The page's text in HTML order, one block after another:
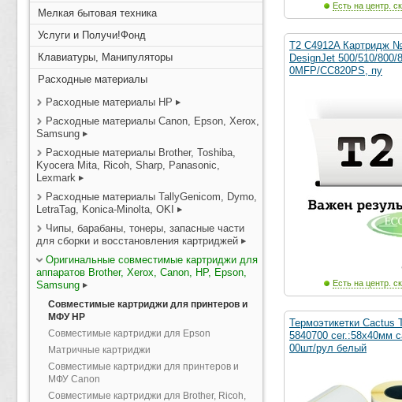
Мелкая бытовая техника
Услуги и Получи!Фонд
Клавиатуры, Манипуляторы
Расходные материалы
Расходные материалы HP
Расходные материалы Canon, Epson, Xerox,
Samsung
Расходные материалы Brother, Toshiba,
Kyocera Mita, Ricoh, Sharp, Panasonic,
Lexmark
Расходные материалы TallyGenicom, Dymo,
LetraTag, Konica-Minolta, OKI
Чипы, барабаны, тонеры, запасные части
для сборки и восстановления картриджей
Оригинальные совместимые картриджи для
аппаратов Brother, Xerox, Canon, HP, Epson,
Samsung
Совместимые картриджи для принтеров и
МФУ HP
Совместимые картриджи для Epson
Матричные картриджи
Совместимые картриджи для принтеров и
МФУ Canon
Совместимые картриджи для Brother, Ricoh,
Есть на центр.
T2 C4912A Картридж
DesignJet 500/510/800/
0MFP/CC820PS, пу
Есть на центр.
Термоэтикетки Cactus
5840700 сег.:58x40мм
00шт/рул белый